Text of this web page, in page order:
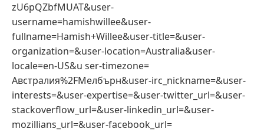
zU6pQZbfMUAT&user-
username=hamishwillee&user-
fullname=Hamish+Willee&user-title=&user-
organization=&user-location=Australia&user-
locale=en-US&u ser-timezone=
Австралия%2FМелбърн&user-irc_nickname=&user-
interests=&user-expertise=&user-twitter_url=&user-
stackoverflow_url=&user-linkedin_url=&user-
mozillians_url=&user-facebook_url=